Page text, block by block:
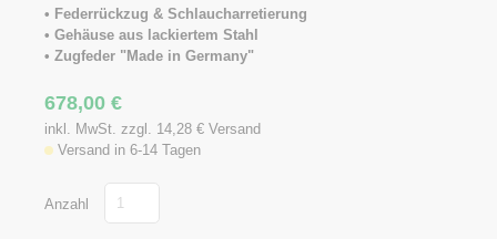
• Federrückzug & Schlaucharretierung
• Gehäuse aus lackiertem Stahl
• Zugfeder "Made in Germany"
678,00 €
inkl. MwSt. zzgl. 14,28 € Versand
Versand in 6-14 Tagen
Anzahl